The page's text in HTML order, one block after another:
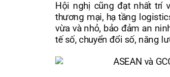
Hội nghị cũng đạt nhất trí
thương mại, hạ tầng
vừa và nhỏ, bảo đảm an
tế số, chuyển đổi số, năng